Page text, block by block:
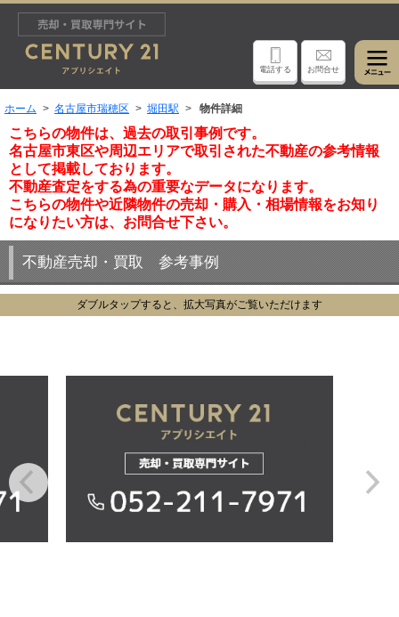
電話する お問合せ
ホーム 名古屋市瑞穂区 堀田駅 物件詳細
こちらの物件は、過去の取引事例です。
名古屋市東区や周辺エリアで取引された不動産の参考情報
として掲載しております。
不動産査定をする為の重要なデータになります。
こちらの物件や近隣物件の売却・購入・相場情報をお知り
になりたい方は、お問合せ下さい。
不動産売却・買取 参考事例
ダブルタップすると、拡大写真がご覧いただけます